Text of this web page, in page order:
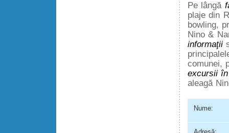
Pe lângă
plaje din
bowling,
Nino &
informaţii
comunei,
excursii
aleagă
Nume: